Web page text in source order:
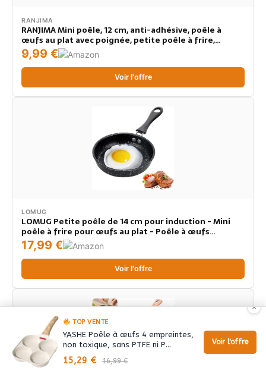
RANJIMA
RANJIMA Mini poêle, 12 cm, anti-adhésive, poêle à
œufs au plat avec poignée, petite poêle à frire,
portable pour le camping, la cuisine, l'induction, la
cuisinière à gaz, noire
9,99 €
Voir l'offre
LOMUG
LOMUG Petite poêle de 14 cm pour induction - Mini
poêle à frire pour œufs au plat - Poêle à œufs
antiadhésive - Poêle portable - Poêle à œufs au plat -
Poêle à omelette - Pour œufs, bacon, tranches de
17,99 €
Voir l'offre
×
TOP VENTE
YASHE Poêle à œufs 4 empreintes,
non toxique, sans PTFE ni P…
15,29 € 16,99 €
Voir l'offre